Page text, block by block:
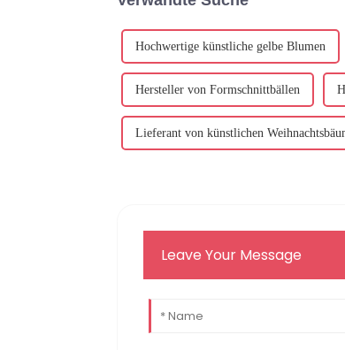
Hochwertige künstliche gelbe Blumen
Hersteller von Formschnittbällen
Lieferant von künstlichen
Leave Your Message